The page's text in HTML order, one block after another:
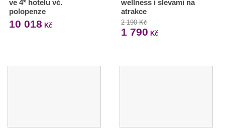
ve 4* hotelu vč.
polopenze
10 018 Kč
wellness i slevami na
atrakce
2 190 Kč
1 790 Kč